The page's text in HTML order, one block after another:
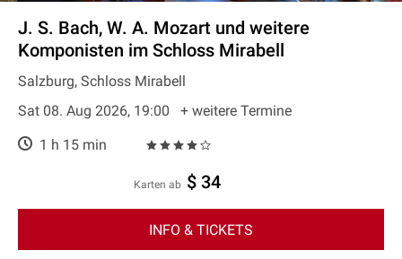
J. S. Bach, W. A. Mozart und weitere
Komponisten im Schloss Mirabell
Salzburg, Schloss Mirabell
Sat 08. Aug 2026, 19:00
+ weitere Termine
1 h 15 min
Karten ab $ 34
INFO & TICKETS